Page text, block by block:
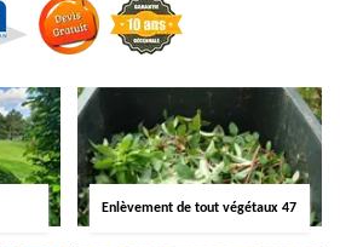
Enlèvement de tout végétaux 47